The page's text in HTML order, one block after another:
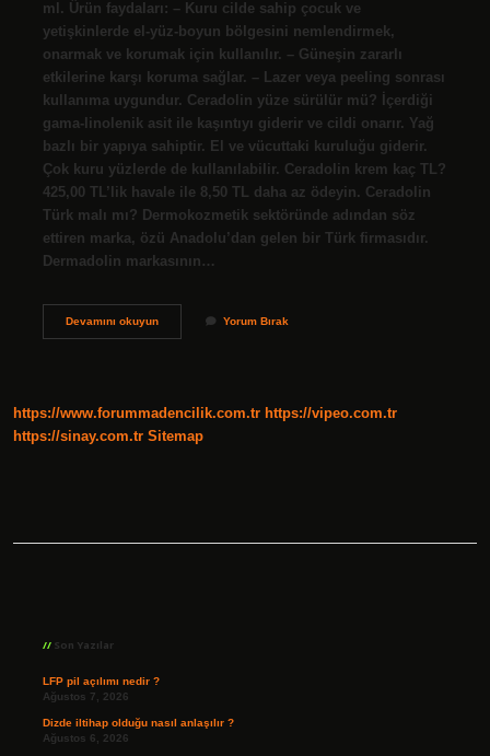
ml. Ürün faydaları: – Kuru cilde sahip çocuk ve
yetişkinlerde el-yüz-boyun bölgesini nemlendirmek,
onarmak ve korumak için kullanılır. – Güneşin zararlı
etkilerine karşı koruma sağlar. – Lazer veya peeling sonrası
kullanıma uygundur. Ceradolin yüze sürülür mü? İçerdiği
gama-linolenik asit ile kaşıntıyı giderir ve cildi onarır. Yağ
bazlı bir yapıya sahiptir. El ve vücuttaki kuruluğu giderir.
Çok kuru yüzlerde de kullanılabilir. Ceradolin krem kaç TL?
425,00 TL’lik havale ile 8,50 TL daha az ödeyin. Ceradolin
Türk malı mı? Dermokozmetik sektöründe adından söz
ettiren marka, özü Anadolu’dan gelen bir Türk firmasıdır.
Dermadolin markasının…
Devamını okuyunCeradolin
Yorum Bırak
https://www.forummadencilik.com.tr https://vipeo.com.tr
https://sinay.com.tr Sitemap
Son Yazılar
LFP pil açılımı nedir ?
Ağustos 7, 2026
Dizde iltihap olduğu nasıl anlaşılır ?
Ağustos 6, 2026